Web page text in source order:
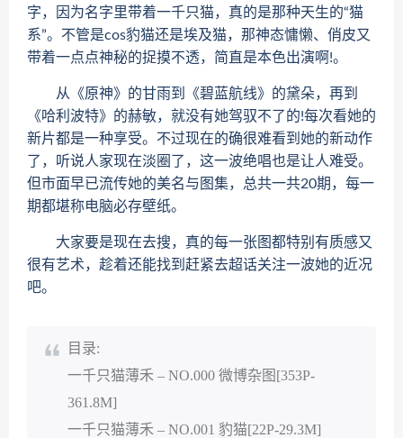
字，因为名字里带着一千只猫，真的是那种天生的“猫
系”。不管是cos豹猫还是埃及猫，那神态慵懒、俏皮又
带着一点点神秘的捉摸不透，简直是本色出演啊!。
从《原神》的甘雨到《碧蓝航线》的黛朵，再到
《哈利波特》的赫敏，就没有她驾驭不了的!每次看她的
新片都是一种享受。不过现在的确很难看到她的新动作
了，听说人家现在淡圈了，这一波绝唱也是让人难受。
但市面早已流传她的美名与图集，总共一共20期，每一
期都堪称电脑必存壁纸。
大家要是现在去搜，真的每一张图都特别有质感又
很有艺术，趁着还能找到赶紧去超话关注一波她的近况
吧。
目录:
一千只猫薄禾 – NO.000 微博杂图[353P-
361.8M]
一千只猫薄禾 – NO.001 豹猫[22P-29.3M]